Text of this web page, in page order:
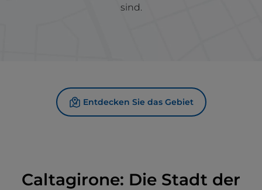
sind.
Entdecken Sie das Gebiet
Caltagirone: Die Stadt der